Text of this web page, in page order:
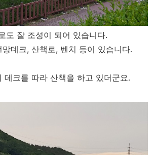
도 잘 조성이 되어 있습니다.
망데크, 산책로, 벤치 등이 있습니다.
데크를 따라 산책을 하고 있더군요.